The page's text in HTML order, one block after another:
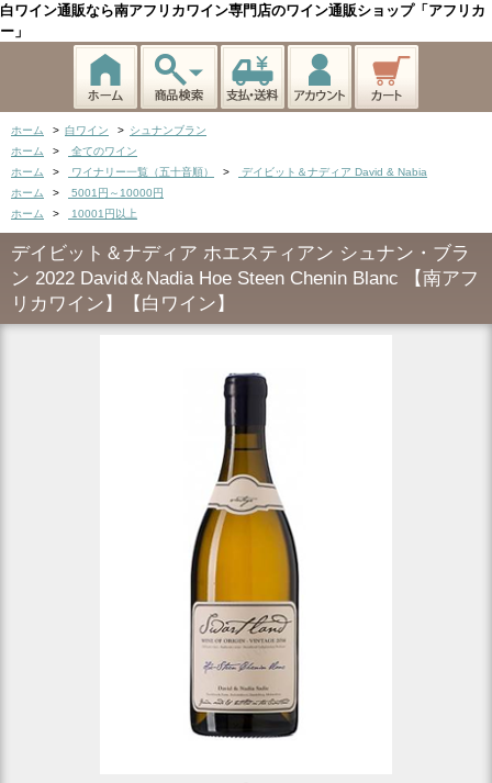
白ワイン通販なら南アフリカワイン専門店のワイン通販ショップ「アフリカ
ー」
ホーム > 白ワイン > シュナンブラン
ホーム
>
全てのワイン
ホーム
> ワイナリー一覧（五十音順） >
デイビット＆ナディア David & Nabia
ホーム
>
5001円～10000円
ホーム
> 10001円以上
デイビット＆ナディア ホエスティアン シュナン・ブラ
ン 2022 David＆Nadia Hoe Steen Chenin Blanc 【南アフ
リカワイン】【白ワイン】